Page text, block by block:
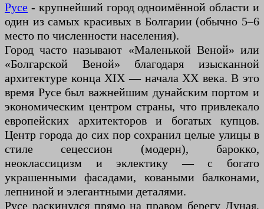
Русе - крупнейший город одноимённой области и
один из самых красивых в Болгарии (обычно 5–6
место по численности населения).
Город часто называют «Маленькой Веной» или
«Болгарской Веной» благодаря изысканной
архитектуре конца XIX — начала XX века. В это
время Русе был важнейшим дунайским портом и
экономическим центром страны, что привлекало
европейских архитекторов и богатых купцов.
Центр города до сих пор сохранил целые улицы в
стиле сецессион (модерн), барокко,
неоклассицизм и эклектику — с богато
украшенными фасадами, коваными балконами,
лепниной и элегантными деталями.
Русе раскинулся прямо на правом берегу Дуная,